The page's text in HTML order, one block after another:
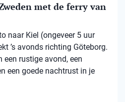
met de ferry van
naar Kiel (ongeveer 5 uur
’s avonds richting Göteborg.
een rustige avond, een
een goede nachtrust in je